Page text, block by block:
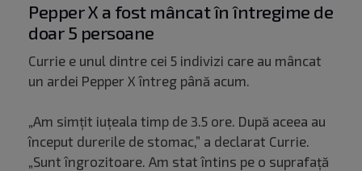
Pepper X a fost mâncat în întregime de
doar 5 persoane
Currie e unul dintre cei 5 indivizi care au mâncat
un ardei Pepper X întreg până acum.
„Am simțit iuțeala timp de 3.5 ore. După aceea au
început durerile de stomac,” a declarat Currie.
„Sunt îngrozitoare. Am stat întins pe o suprafață